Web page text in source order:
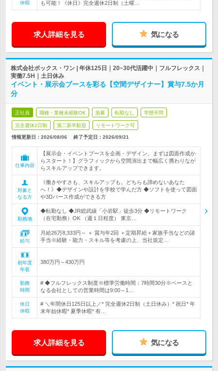
休暇
も可能！《休日》完全週休2日制（土曜…
求人詳細を見る 気になる
株式会社ボックス・ワン | 年休125日｜20~30代活躍中｜フルフレックス｜
実働7.5H｜土日休み
イベント・展示会ブースを彩る【空間デザイナー】賞与7.5か月
分
正社員 職種・業種未経験OK 急募 転勤なし 学歴不問
完全週休2日制 第二新卒歓迎 リモートワーク可
情報更新日：2026/08/06 終了予定日： 2026/09/21
仕事内容
【展示会・イベントブースを企画・デザイン。まずは図面作成か
らスタート！】グラフィックから空間演出まで幅広く携わりなが
らスキルアップできます。
対象と
なる方
《働きやすさも、スキルアップも。どちらも諦めないあなた
へ！》◆デザインや設計を学校で学んだ方 ◆ソフトを使って図面
や3Dパース作成ができる方
勤務地
◆転勤なし ◆JR総武線「小岩駅」徒歩3分 ◆リモートワーク
（在宅勤務）OK （週１日程度） 東京…
給与
月給26万8,333円～ ＋ 賞与年2回 ＋定期昇給＋家族手当などの諸
手当※経験・能力・スキル等を考慮の上、当社規定…
初年度
年収
380万円～430万円
勤務
時間
# ◆フルフレックス制度※標準労働時間：7時間30分※ベースと
なる会社としての営業時間は9:00～1…
休日
休暇
# ＼年間休日125日以上／* 完全週休2日制（土日休み）* 祝日* 年
末年始休暇* 夏季休暇* 有…
求人詳細を見る 気になる